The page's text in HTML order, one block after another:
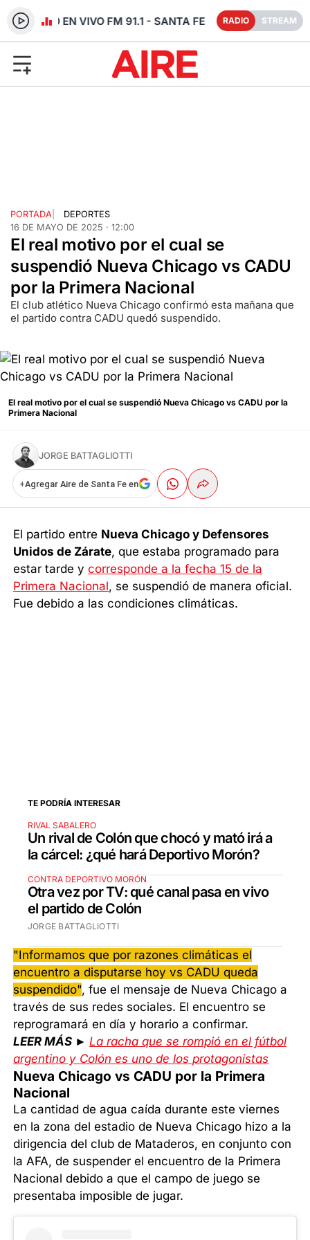
RADIO EN VIVO FM 91.1 - SANTA FE RADIO STREAM
PORTADA
DEPORTES
16 DE MAYO DE 2025 · 12:00
El real motivo por el cual se
suspendió Nueva Chicago vs CADU
por la Primera Nacional
El club atlético Nueva Chicago confirmó esta mañana que
el partido contra CADU quedó suspendido.
El real motivo por el cual se suspendió Nueva Chicago vs CADU por la
Primera Nacional
JORGE BATTAGLIOTTI
+Agregar Aire de Santa Fe en
El partido entre Nueva Chicago y Defensores
Unidos de Zárate, que estaba programado para
estar tarde ycorresponde a la fecha 15 de la
Primera Nacional, se suspendió de manera oficial.
Fue debido a las condiciones climáticas.
TE PODRÍA INTERESAR
RIVAL SABALERO
Un rival de Colón que chocó y mató irá a
la cárcel: ¿qué hará Deportivo Morón?
CONTRA DEPORTIVO MORÓN
Otra vez por TV: qué canal pasa en vivo
el partido de Colón
JORGE BATTAGLIOTTI
"Informamos que por razones climáticas el
encuentro a disputarse hoy vs CADU queda
suspendido", fue el mensaje de Nueva Chicago a
través de sus redes sociales. El encuentro se
reprogramará en día y horario a confirmar.
LEER MÁS ► La racha que se rompió en el fútbol
argentino y Colón es uno de los protagonistas
Nueva Chicago vs CADU por la Primera
Nacional
La cantidad de agua caída durante este viernes
en la zona del estadio de Nueva Chicago hizo a la
dirigencia del club de Mataderos, en conjunto con
la AFA, de suspender el encuentro de la Primera
Nacional debido a que el campo de juego se
presentaba imposible de jugar.